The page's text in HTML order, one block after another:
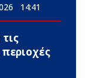
14:41